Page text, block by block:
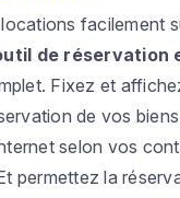
facilement
de réservation
Fixez et
de vos
selon vos
permettez la